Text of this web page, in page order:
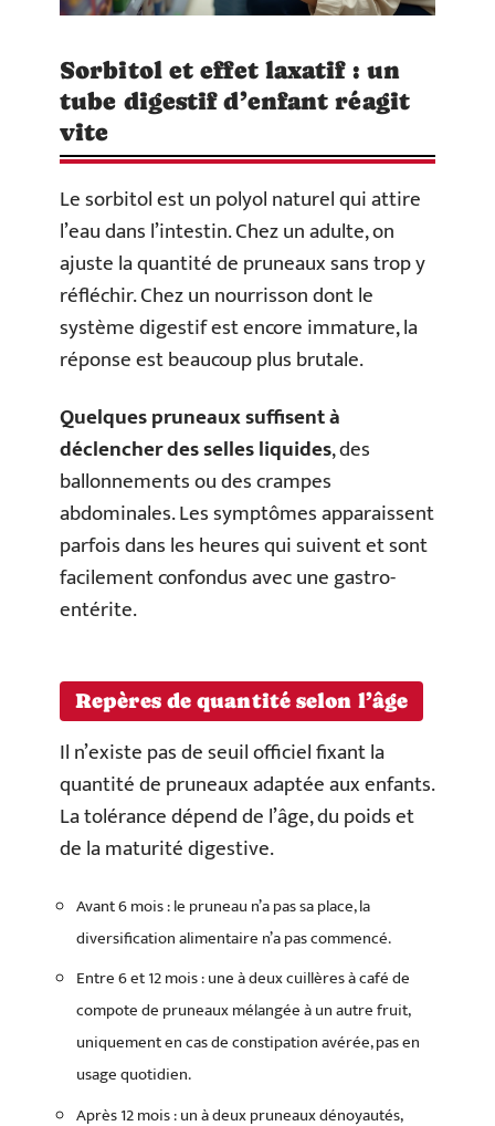
Sorbitol et effet laxatif : un
tube digestif d’enfant réagit
vite
Le sorbitol est un polyol naturel qui attire
l’eau dans l’intestin. Chez un adulte, on
ajuste la quantité de pruneaux sans trop y
réfléchir. Chez un nourrisson dont le
système digestif est encore immature, la
réponse est beaucoup plus brutale.
Quelques pruneaux suffisent à
déclencher des selles liquides, des
ballonnements ou des crampes
abdominales. Les symptômes apparaissent
parfois dans les heures qui suivent et sont
facilement confondus avec une gastro-
entérite.
Repères de quantité selon l’âge
Il n’existe pas de seuil officiel fixant la
quantité de pruneaux adaptée aux enfants.
La tolérance dépend de l’âge, du poids et
de la maturité digestive.
Avant 6 mois : le pruneau n’a pas sa place, la
diversification alimentaire n’a pas commencé.
Entre 6 et 12 mois : une à deux cuillères à café de
compote de pruneaux mélangée à un autre fruit,
uniquement en cas de constipation avérée, pas en
usage quotidien.
Après 12 mois : un à deux pruneaux dénoyautés,